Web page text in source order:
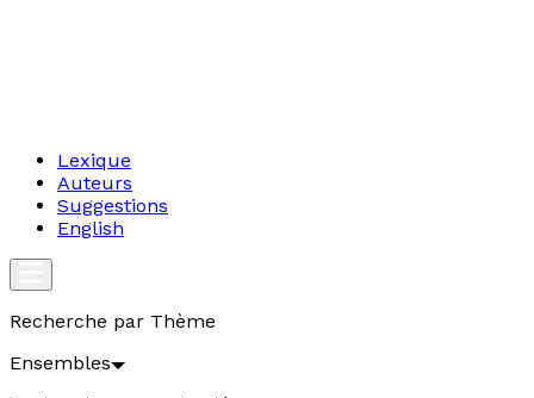
Lexique
Auteurs
Suggestions
English
Recherche par Thème
Ensembles